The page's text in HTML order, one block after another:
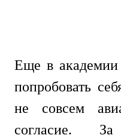
Еще в академии
попробовать
не совсем
согласие.